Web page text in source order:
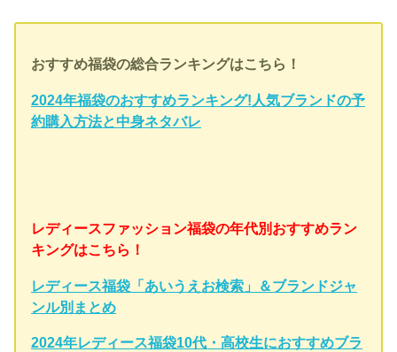
おすすめ福袋の総合ランキングはこちら！
2024年福袋のおすすめランキング!人気ブランドの予
約購入方法と中身ネタバレ
レディースファッション福袋の年代別おすすめラン
キングはこちら！
レディース福袋「あいうえお検索」＆ブランドジャ
ンル別まとめ
2024年レディース福袋10代・高校生におすすめブラ